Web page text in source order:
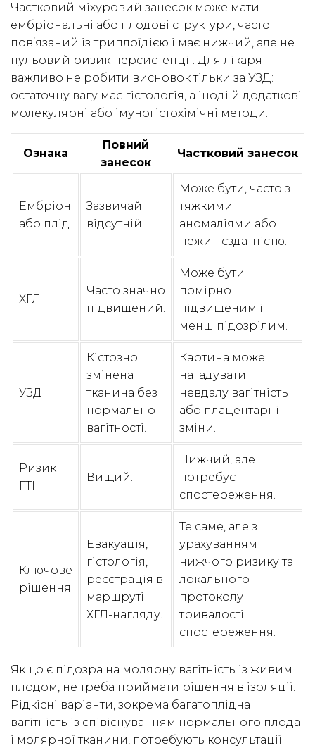
Частковий міхуровий занесок може мати
ембріональні або плодові структури, часто
пов’язаний із триплоїдією і має нижчий, але не
нульовий ризик персистенції. Для лікаря
важливо не робити висновок тільки за УЗД:
остаточну вагу має гістологія, а іноді й додаткові
молекулярні або імуногістохімічні методи.
Ознака
Повний
занесок
Частковий занесок
Ембріон
або плід
Зазвичай
відсутній.
Може бути, часто з
тяжкими
аномаліями або
нежиттєздатністю.
ХГЛ
Часто значно
підвищений.
Може бути
помірно
підвищеним і
менш підозрілим.
УЗД
Кістозно
змінена
тканина без
нормальної
вагітності.
Картина може
нагадувати
невдалу вагітність
або плацентарні
зміни.
Ризик
ГТН
Вищий.
Нижчий, але
потребує
спостереження.
Ключове
рішення
Евакуація,
гістологія,
реєстрація в
маршруті
ХГЛ-нагляду.
Те саме, але з
урахуванням
нижчого ризику та
локального
протоколу
тривалості
спостереження.
Якщо є підозра на молярну вагітність із живим
плодом, не треба приймати рішення в ізоляції.
Рідкісні варіанти, зокрема багатоплідна
вагітність із співіснуванням нормального плода
і молярної тканини, потребують консультації